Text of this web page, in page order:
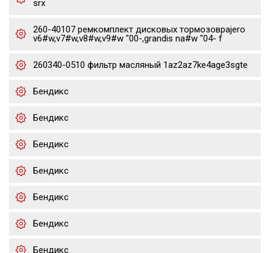
srx
260-40107 ремкомплект дисковых тормозовpajero
v6#w,v7#w,v8#w,v9#w "00-,grandis na#w "04- f
260340-0510 фильтр масляный 1az2az7ke4age3sgte
Бендикс
Бендикс
Бендикс
Бендикс
Бендикс
Бендикс
Бендикс